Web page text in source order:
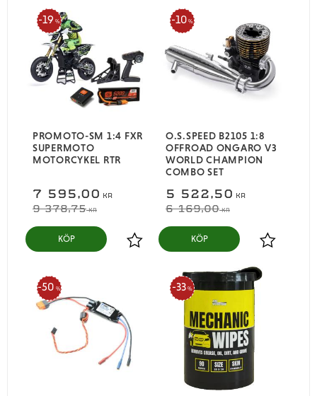
PROMOTO-SM 1:4 FXR
SUPERMOTO
MOTORCYKEL RTR
7 595,00 KR
9 378,75KR
19 %
Lägg till i favoriter
KÖP
O.S.SPEED B2105 1:8
OFFROAD ONGARO V3
WORLD CHAMPION
COMBO SET
5 522,50 KR
6 169,00KR
10 %
Lägg till i
KÖP
50 % 33 %